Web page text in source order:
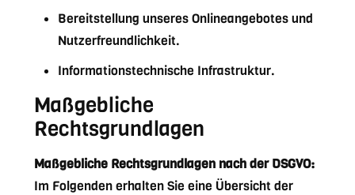
Bereitstellung unseres Onlineangebotes und
Nutzerfreundlichkeit.
Informationstechnische Infrastruktur.
Maßgebliche
Rechtsgrundlagen
Maßgebliche Rechtsgrundlagen nach der DSGVO:
Im Folgenden erhalten Sie eine Übersicht der